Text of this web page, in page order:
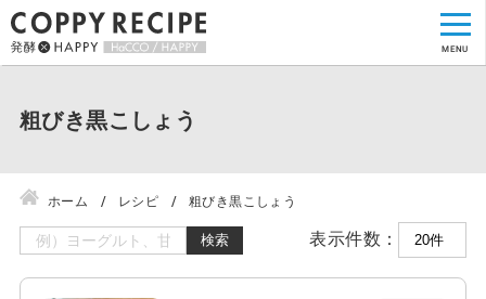
粗びき黒こしょう
ホーム レシピ 粗びき黒こしょう
検索 表示件数：